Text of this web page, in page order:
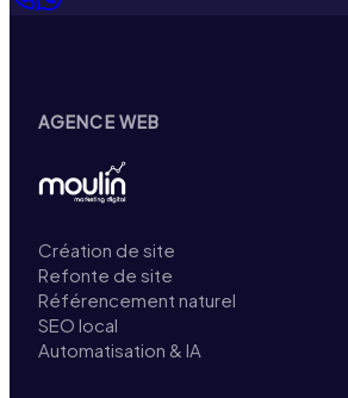
AGENCE WEB
Création de site
Refonte de site
Référencement naturel
SEO local
Automatisation & IA